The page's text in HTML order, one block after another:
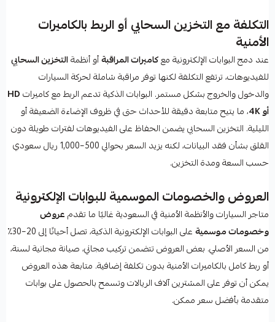
التكلفة مع التخزين السحابي أو الربط بالكاميرات
الأمنية
عند دمج البوابات الإلكترونية معكاميرات المراقبةأو أنظمةالتخزين السحابي
للفيديوهات، ترتفع التكلفة لكنها توفر مراقبة شاملة لحركة السيارات
والدخول والخروج بشكل مستمر. البوابات الذكية تدعم الربط مع كاميراتHD
أو 4K
، ما يتيح متابعة دقيقة للأحداث حتى في ظروف الإضاءة الضعيفة أو
الليلية. التخزين السحابي يضمن الحفاظ على الفيديوهات لفترات طويلة دون
القلق بشأن فقد البيانات، لكنه يزيد السعر بحوالي 500–1,000 ريال سعودي
حسب السعة ومدة التخزين.
العروض والخصومات الموسمية للبوابات الإلكترونية
متاجر السيارات والأنظمة الأمنية في السعودية غالبًا ما تقدمعروض
وخصومات موسمية
على البوابات الإلكترونية الذكية، تصل أحيانًا إلى 20–30٪
من السعر الأصلي. بعض العروض تتضمن تركيب مجاني، صيانة مجانية لسنة،
أو ربط كامل بالكاميرات الأمنية بدون تكلفة إضافية. متابعة هذه العروض
يمكن أن توفر على المشترين آلاف الريالات وتسمح بالحصول على بوابات
متقدمة بأفضل سعر ممكن.